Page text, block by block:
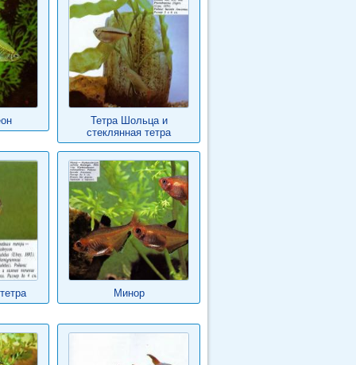
Тетра Шольца и
стеклянная тетра
Минор